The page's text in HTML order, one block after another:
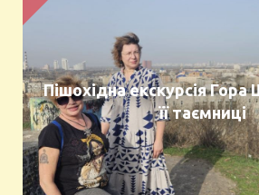
Пішохідна екскурсія
її таємниці